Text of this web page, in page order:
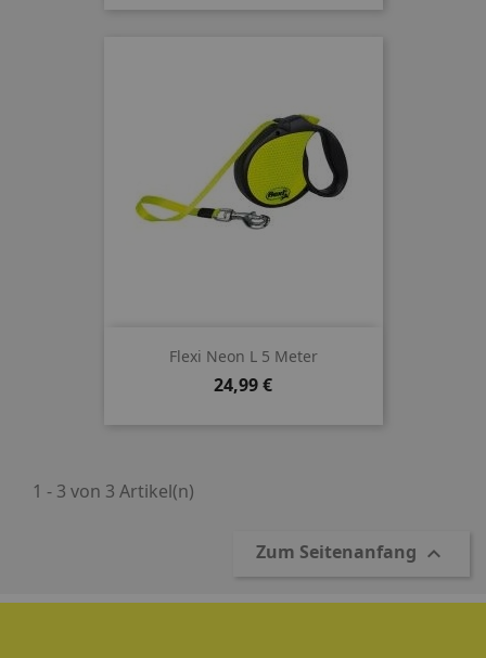
Flexi Neon L 5 Meter
Preis
24,99 €
1 - 3 von 3 Artikel(n)
Zum Seitenanfang 